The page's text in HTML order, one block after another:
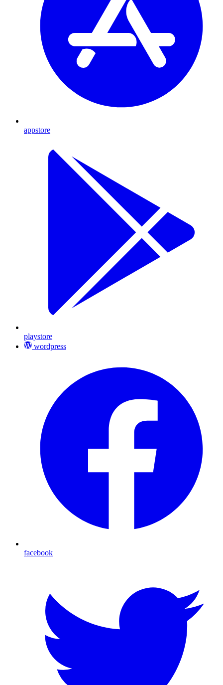
appstore
playstore
wordpress
facebook